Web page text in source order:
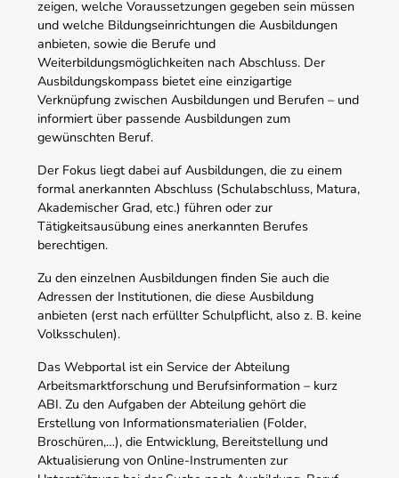
zeigen, welche Voraussetzungen gegeben sein müssen
und welche Bildungseinrichtungen die Ausbildungen
anbieten, sowie die Berufe und
Weiterbildungsmöglichkeiten nach Abschluss. Der
Ausbildungskompass bietet eine einzigartige
Verknüpfung zwischen Ausbildungen und Berufen – und
informiert über passende Ausbildungen zum
gewünschten Beruf.
Der Fokus liegt dabei auf Ausbildungen, die zu einem
formal anerkannten Abschluss (Schulabschluss, Matura,
Akademischer Grad, etc.) führen oder zur
Tätigkeitsausübung eines anerkannten Berufes
berechtigen.
Zu den einzelnen Ausbildungen finden Sie auch die
Adressen der Institutionen, die diese Ausbildung
anbieten (erst nach erfüllter Schulpflicht, also z. B. keine
Volksschulen).
Das Webportal ist ein Service der Abteilung
Arbeitsmarktforschung und Berufsinformation – kurz
ABI. Zu den Aufgaben der Abteilung gehört die
Erstellung von Informationsmaterialien (Folder,
Broschüren,…), die Entwicklung, Bereitstellung und
Aktualisierung von Online-Instrumenten zur